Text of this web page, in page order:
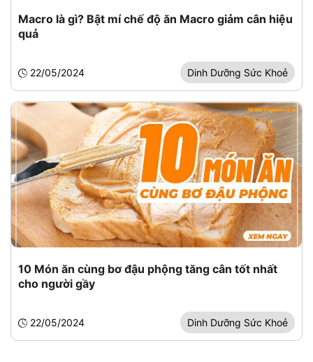
Macro là gì? Bật mí chế độ ăn Macro giảm cân hiệu
quả
22/05/2024 Dinh Dưỡng Sức Khoẻ
10 Món ăn cùng bơ đậu phộng tăng cân tốt nhất
cho người gầy
22/05/2024 Dinh Dưỡng Sức Khoẻ